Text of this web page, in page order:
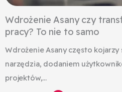
Wdrożenie Asany czy
pracy? To nie to samo
Wdrożenie Asany często kojarzy
narzędzia, dodaniem
projektów,...